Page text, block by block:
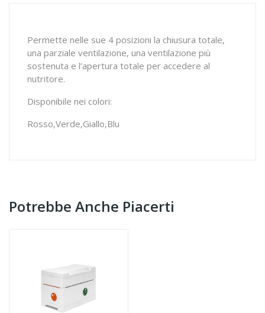
Permette nelle sue 4 posizioni la chiusura totale,
una parziale ventilazione, una ventilazione più
sostenuta e l’apertura totale per accedere al
nutritore.
Disponibile nei colori:
Rosso,Verde,Giallo,Blu
Potrebbe Anche Piacerti